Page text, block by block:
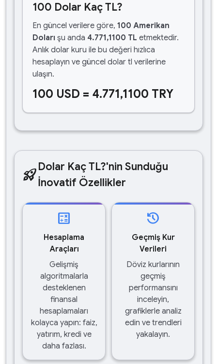
100 Dolar Kaç TL?
En güncel verilere göre, 100 Amerikan
Doları şu anda 4.771,1100 TL etmektedir.
Anlık dolar kuru ile bu değeri hızlıca
hesaplayın ve güncel dolar tl verilerine
ulaşın.
100 USD = 4.771,1100 TRY
rocket_launchDolar Kaç TL?'nin Sunduğu
İnovatif Özellikler
calculate
Hesaplama
Araçları
Gelişmiş
algoritmalarla
desteklenen
finansal
hesaplamaları
kolayca yapın: faiz,
yatırım, kredi ve
daha fazlası.
history
Geçmiş Kur
Verileri
Döviz kurlarının
geçmiş
performansını
inceleyin,
grafiklerle analiz
edin ve trendleri
yakalayın.